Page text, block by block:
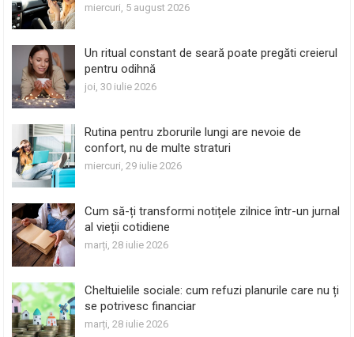
miercuri, 5 august 2026
Un ritual constant de seară poate pregăti creierul
pentru odihnă
joi, 30 iulie 2026
Rutina pentru zborurile lungi are nevoie de
confort, nu de multe straturi
miercuri, 29 iulie 2026
Cum să-ți transformi notițele zilnice într-un jurnal
al vieții cotidiene
marți, 28 iulie 2026
Cheltuielile sociale: cum refuzi planurile care nu ți
se potrivesc financiar
marți, 28 iulie 2026